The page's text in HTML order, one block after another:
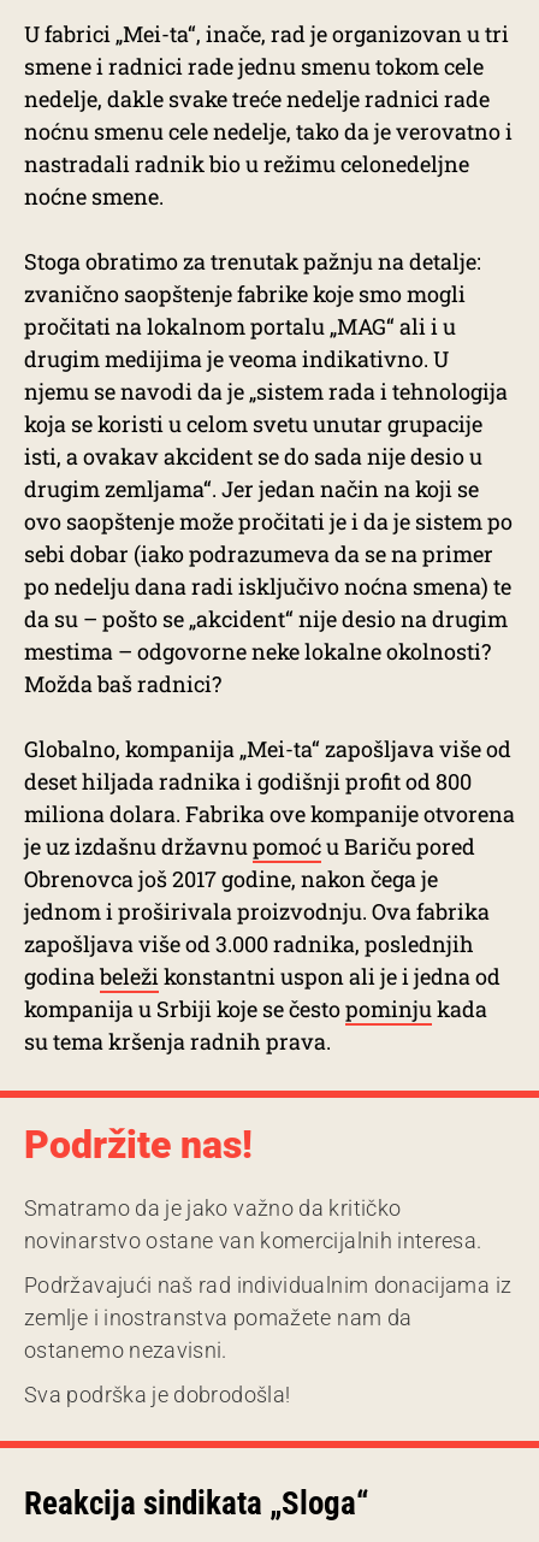
U fabrici „Mei-ta“, inače, rad je organizovan u tri
smene i radnici rade jednu smenu tokom cele
nedelje, dakle svake treće nedelje radnici rade
noćnu smenu cele nedelje, tako da je verovatno i
nastradali radnik bio u režimu celonedeljne
noćne smene.
Stoga obratimo za trenutak pažnju na detalje:
zvanično saopštenje fabrike koje smo mogli
pročitati na lokalnom portalu „MAG“ ali i u
drugim medijima je veoma indikativno. U
njemu se navodi da je „sistem rada i tehnologija
koja se koristi u celom svetu unutar grupacije
isti, a ovakav akcident se do sada nije desio u
drugim zemljama“. Jer jedan način na koji se
ovo saopštenje može pročitati je i da je sistem po
sebi dobar (iako podrazumeva da se na primer
po nedelju dana radi isključivo noćna smena) te
da su – pošto se „akcident“ nije desio na drugim
mestima – odgovorne neke lokalne okolnosti?
Možda baš radnici?
Globalno, kompanija „Mei-ta“ zapošljava više od
deset hiljada radnika i godišnji profit od 800
miliona dolara. Fabrika ove kompanije otvorena
je uz izdašnu državnu pomoću Bariču pored
Obrenovca još 2017 godine, nakon čega je
jednom i proširivala proizvodnju. Ova fabrika
zapošljava više od 3.000 radnika, poslednjih
godinabeleži konstantni uspon ali je i jedna od
kompanija u Srbiji koje se čestopominju kada
su tema kršenja radnih prava.
Podržite nas!
Smatramo da je jako važno da kritičko
novinarstvo ostane van komercijalnih interesa.
Podržavajući naš rad individualnim donacijama iz
zemlje i inostranstva pomažete nam da
ostanemo nezavisni.
Sva podrška je dobrodošla!
Reakcija sindikata „Sloga“